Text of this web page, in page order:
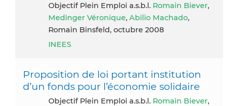
Objectif Plein Emploi a.s.b.l. Romain Biever,
Medinger Véronique, Abilio Machado,
Romain Binsfeld, octubre 2008
INEES
Proposition de loi portant institution
d’un fonds pour l’économie solidaire
Objectif Plein Emploi a.s.b.l. Romain Biever,